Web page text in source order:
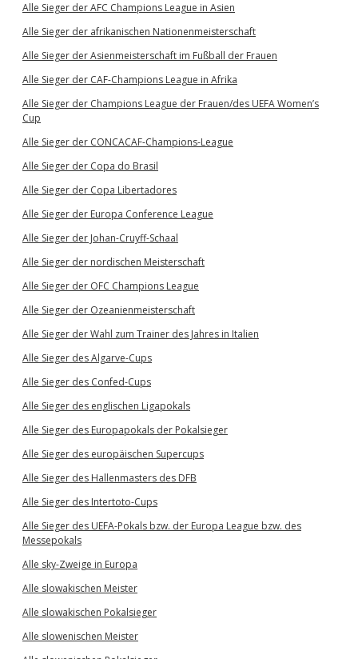
Alle Sieger der AFC Champions League in Asien
Alle Sieger der afrikanischen Nationenmeisterschaft
Alle Sieger der Asienmeisterschaft im Fußball der Frauen
Alle Sieger der CAF-Champions League in Afrika
Alle Sieger der Champions League der Frauen/des UEFA Women’s
Cup
Alle Sieger der CONCACAF-Champions-League
Alle Sieger der Copa do Brasil
Alle Sieger der Copa Libertadores
Alle Sieger der Europa Conference League
Alle Sieger der Johan-Cruyff-Schaal
Alle Sieger der nordischen Meisterschaft
Alle Sieger der OFC Champions League
Alle Sieger der Ozeanienmeisterschaft
Alle Sieger der Wahl zum Trainer des Jahres in Italien
Alle Sieger des Algarve-Cups
Alle Sieger des Confed-Cups
Alle Sieger des englischen Ligapokals
Alle Sieger des Europapokals der Pokalsieger
Alle Sieger des europäischen Supercups
Alle Sieger des Hallenmasters des DFB
Alle Sieger des Intertoto-Cups
Alle Sieger des UEFA-Pokals bzw. der Europa League bzw. des
Messepokals
Alle sky-Zweige in Europa
Alle slowakischen Meister
Alle slowakischen Pokalsieger
Alle slowenischen Meister